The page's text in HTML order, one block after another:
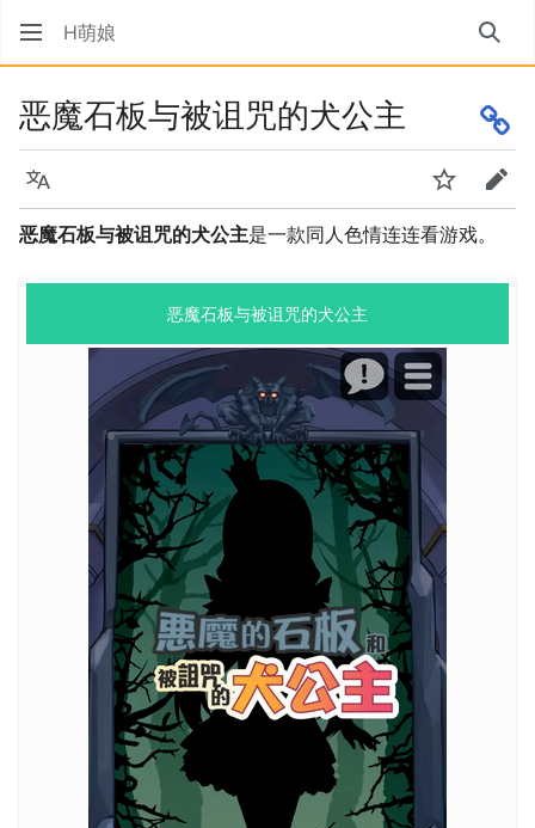
H萌娘 搜索
恶魔石板与被诅咒的犬公主
语言 监视
编辑
恶魔石板与被诅咒的犬公主是一款同人色情连连看游戏。
恶魔石板与被诅咒的犬公主